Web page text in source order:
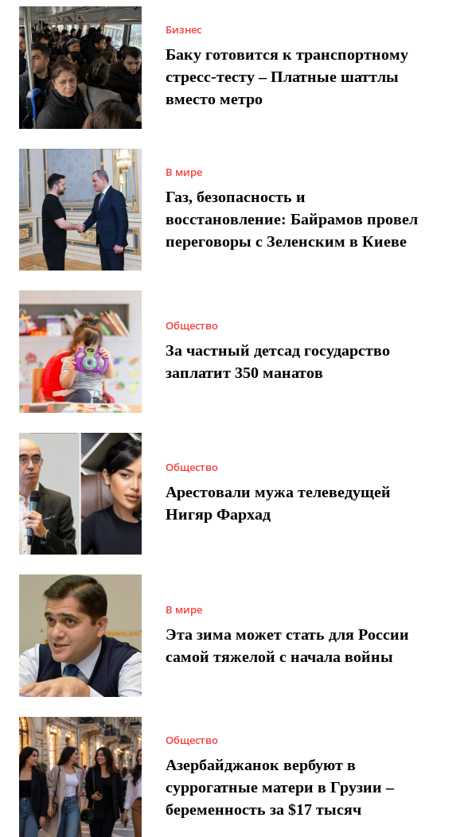
Бизнес
Баку готовится к транспортному
стресс-тесту – Платные шаттлы
вместо метро
В мире
Газ, безопасность и
восстановление: Байрамов провел
переговоры с Зеленским в Киеве
Общество
За частный детсад государство
заплатит 350 манатов
Общество
Арестовали мужа телеведущей
Нигяр Фархад
В мире
Эта зима может стать для России
самой тяжелой с начала войны
Общество
Азербайджанок вербуют в
суррогатные матери в Грузии –
беременность за $17 тысяч